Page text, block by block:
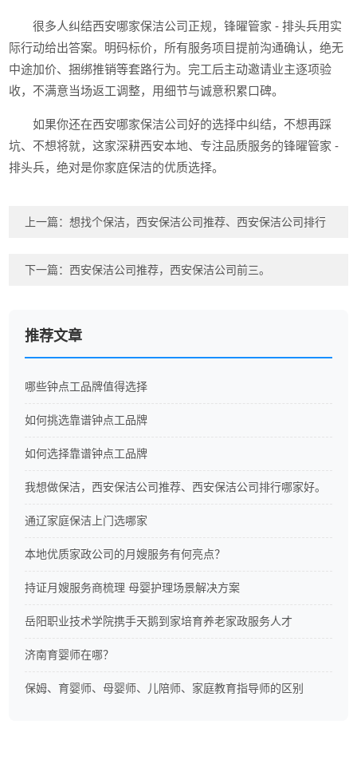
很多人纠结西安哪家保洁公司正规，锋曜管家 - 排头兵用实
际行动给出答案。明码标价，所有服务项目提前沟通确认，绝无
中途加价、捆绑推销等套路行为。完工后主动邀请业主逐项验
收，不满意当场返工调整，用细节与诚意积累口碑。
如果你还在西安哪家保洁公司好的选择中纠结，不想再踩
坑、不想将就，这家深耕西安本地、专注品质服务的锋曜管家 -
排头兵，绝对是你家庭保洁的优质选择。
上一篇：想找个保洁，西安保洁公司推荐、西安保洁公司排行
下一篇：西安保洁公司推荐，西安保洁公司前三。
推荐文章
哪些钟点工品牌值得选择
如何挑选靠谱钟点工品牌
如何选择靠谱钟点工品牌
我想做保洁，西安保洁公司推荐、西安保洁公司排行哪家好。
通辽家庭保洁上门选哪家
本地优质家政公司的月嫂服务有何亮点？
持证月嫂服务商梳理 母婴护理场景解决方案
岳阳职业技术学院携手天鹅到家培育养老家政服务人才
济南育婴师在哪？
保姆、育婴师、母婴师、儿陪师、家庭教育指导师的区别